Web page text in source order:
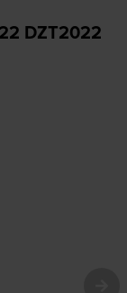
DZT2022